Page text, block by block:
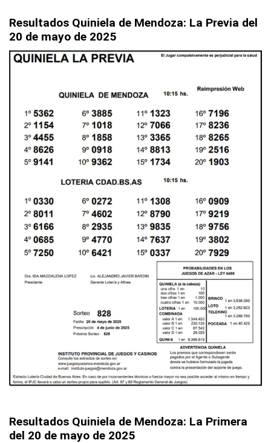
Resultados Quiniela de Mendoza: La Previa del
20 de mayo de 2025
Resultados Quiniela de Mendoza: La Primera
del 20 de mayo de 2025